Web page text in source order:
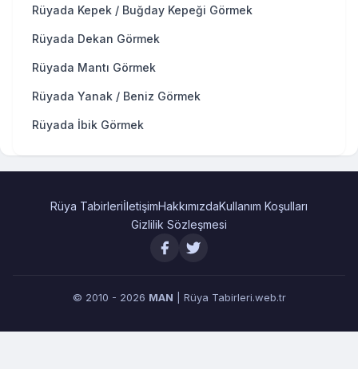
Rüyada Kepek / Buğday Kepeği Görmek
Rüyada Dekan Görmek
Rüyada Mantı Görmek
Rüyada Yanak / Beniz Görmek
Rüyada İbik Görmek
Rüya TabirleriİletişimHakkımızdaKullanım Koşulları
Gizlilik Sözleşmesi
© 2010 - 2026 MAN | Rüya Tabirleri.web.tr